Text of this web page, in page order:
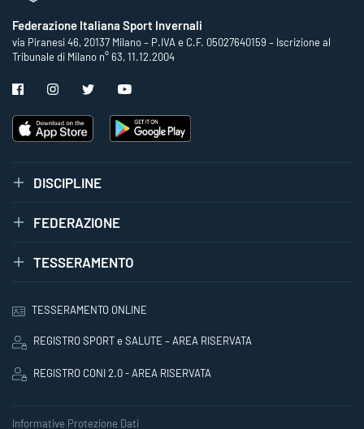
Federazione Italiana Sport Invernali
via Piranesi 46, 20137 Milano – P.IVA e C.F. 05027640159 – Iscrizione al
Tribunale di Milano n° 63, 11.12.2004
DISCIPLINE
FEDERAZIONE
TESSERAMENTO
TESSERAMENTO ONLINE
REGISTRO SPORT e SALUTE – AREA RISERVATA
REGISTRO CONI 2.0 - AREA RISERVATA
Informative Protezione Dati